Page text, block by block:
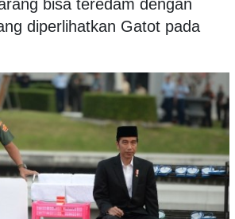
bisa teredam dengan
diperlihatkan Gatot pada